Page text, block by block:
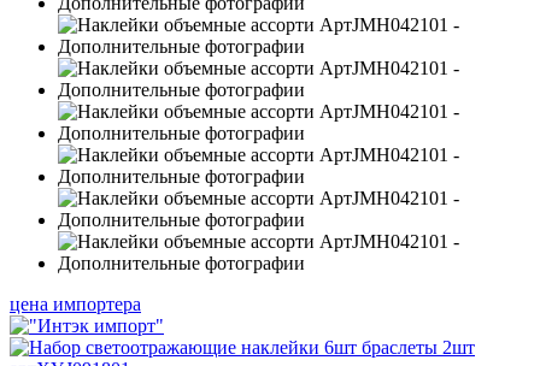
цена импортера